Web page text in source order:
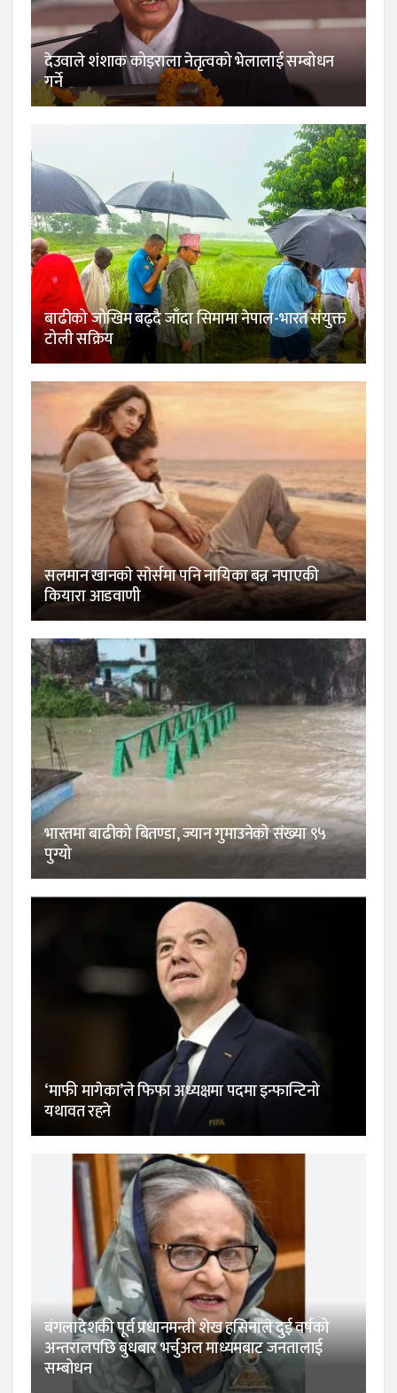
देउवाले शंशाक कोइराला नेतृत्वको भेलालाई सम्बोधन
गर्ने
बाढीको जोखिम बढ्दै जाँदा सिमामा नेपाल-भारत संयुक्त
टोली सक्रिय
सलमान खानकाे साेर्समा पनि नायिका बन्न नपाएकी
कियारा आडवाणी
भारतमा बाढीको बितण्डा, ज्यान गुमाउनेको संख्या ९५
पुग्यो
‘माफी मागेका’ले फिफा अध्यक्षमा पदमा इन्फान्टिनो
यथावत रहने
बंगलादेशकी पूर्व प्रधानमन्त्री शेख हसिनाले दुई वर्षको
अन्तरालपछि बुधबार भर्चुअल माध्यमबाट जनतालाई
सम्बोधन